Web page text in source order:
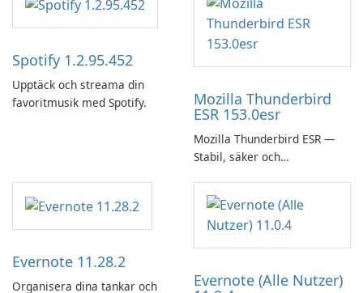
Spotify 1.2.95.452
Upptäck och streama din
favoritmusik med Spotify.
Mozilla Thunderbird
ESR 153.0esr
Mozilla Thunderbird ESR —
Stabil, säker och
Evernote 11.28.2
Organisera dina tankar och
Evernote (Alle Nutzer)